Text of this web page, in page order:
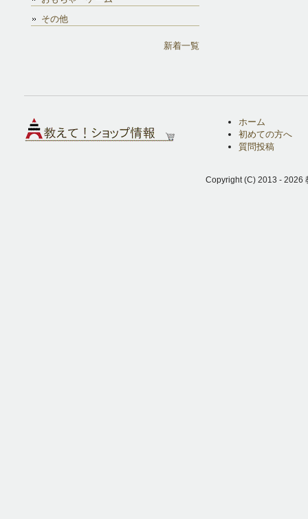
その他
新着一覧
ホーム
初めての方へ
質問投稿
Copyright (C) 2013 - 2026